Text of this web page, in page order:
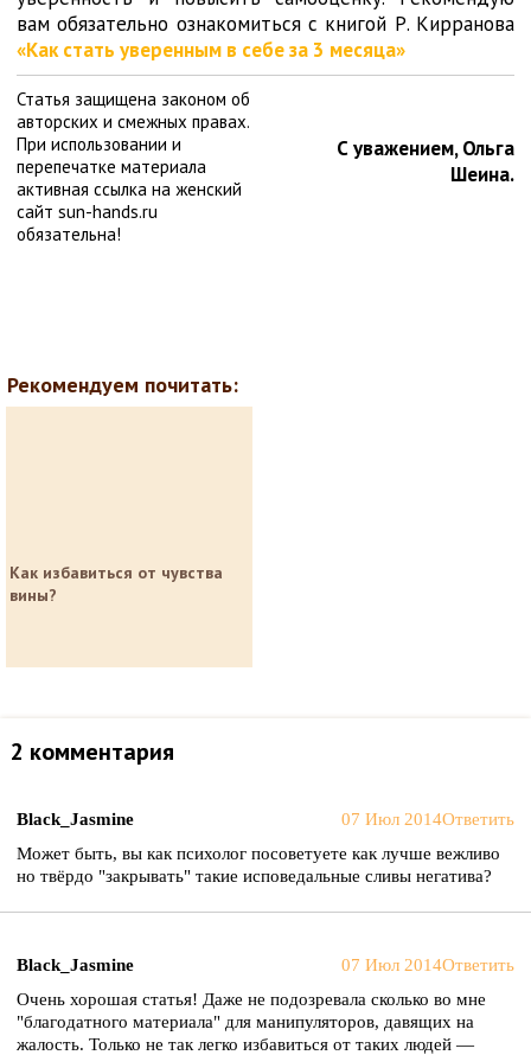
вам обязательно ознакомиться с книгой Р. Кирранова
«Как стать уверенным в себе за 3 месяца»
Статья защищена законом об
авторских и смежных правах.
При использовании и
перепечатке материала
активная ссылка на женский
сайт sun-hands.ru
обязательна!
С уважением, Ольга
Шеина.
Рекомендуем почитать:
Как избавиться от чувства
вины?
2 комментария
Black_Jasmine 07 Июл 2014Ответить
Может быть, вы как психолог посоветуете как лучше вежливо
но твёрдо "закрывать" такие исповедальные сливы негатива?
Black_Jasmine 07 Июл 2014Ответить
Очень хорошая статья! Даже не подозревала сколько во мне
"благодатного материала" для манипуляторов, давящих на
жалость. Только не так легко избавиться от таких людей —